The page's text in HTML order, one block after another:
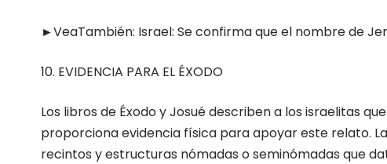
►VeaTambién: Israel: Se confirma que el nombre de
10. EVIDENCIA PARA EL ÉXODO
Los libros de Éxodo y Josué describen a los israelitas
proporciona evidencia física para apoyar este relato.
recintos y estructuras nómadas o seminómadas que